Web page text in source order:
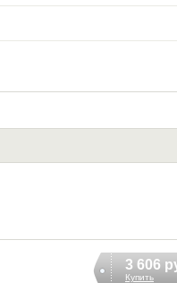
3 606
Купить